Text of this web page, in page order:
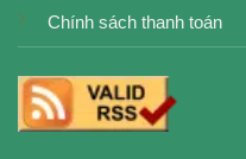
Chính sách thanh toán